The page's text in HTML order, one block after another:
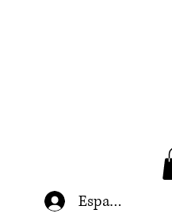
Espace membre